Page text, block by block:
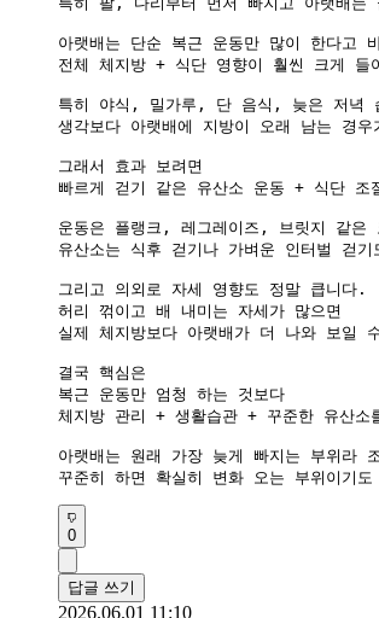
아랫배는 단순 복근 운동만 많이 한다고
전체 체지방 + 식단 영향이 훨씬 크게 들
특히 야식, 밀가루, 단 음식, 늦은 저녁
생각보다 아랫배에 지방이 오래 남는 경우
그래서 효과 보려면
빠르게 걷기 같은 유산소 운동 + 식단
운동은 플랭크, 레그레이즈, 브릿지 같은
유산소는 식후 걷기나 가벼운 인터벌 걷기
그리고 의외로 자세 영향도 정말 큽니다.
허리 꺾이고 배 내미는 자세가 많으면
실제 체지방보다 아랫배가 더 나와 보일
결국 핵심은
복근 운동만 엄청 하는 것보다
체지방 관리 + 생활습관 + 꾸준한 유산소
아랫배는 원래 가장 늦게 빠지는 부위라
꾸준히 하면 확실히 변화 오는 부위이기
0
답글 쓰기
2026.06.01 11:10